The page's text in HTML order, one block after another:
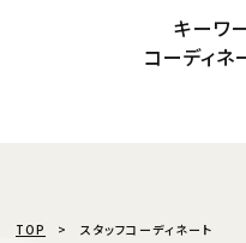
キーワ
コーディネ
TOP スタッフコーディネート